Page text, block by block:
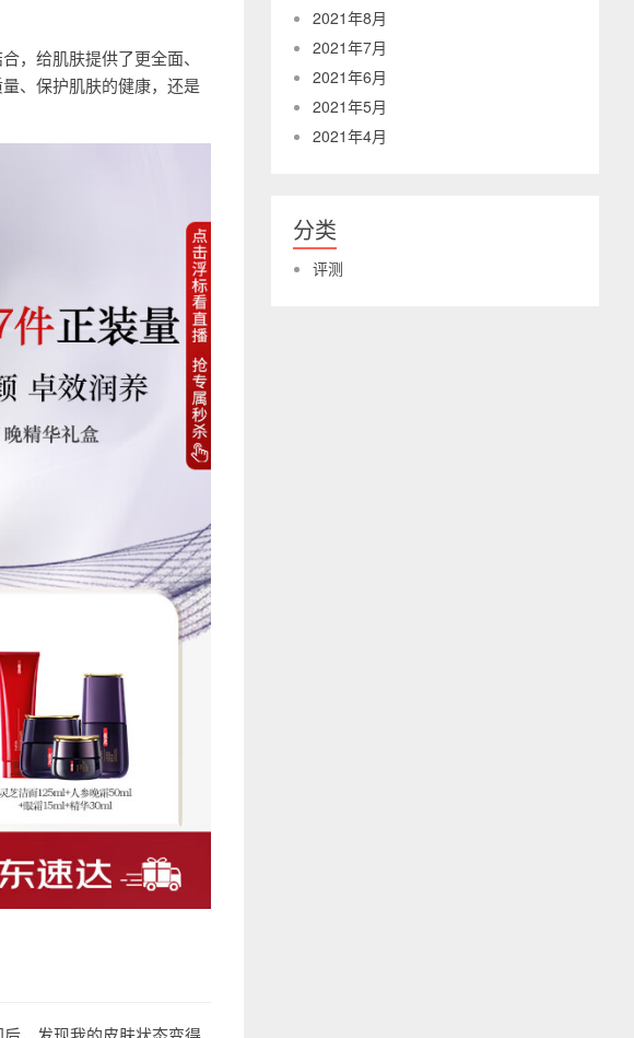
，给肌肤提供了更全面、
、保护肌肤的健康，还是
2021年8月
2021年7月
2021年6月
2021年5月
2021年4月
分类
评测